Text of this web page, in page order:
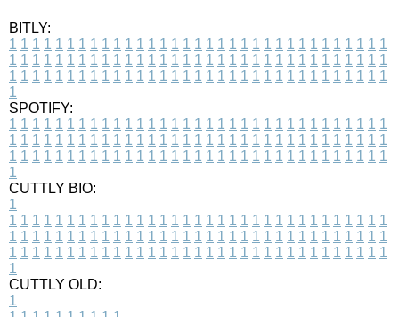
BITLY:
1 1 1 1 1 1 1 1 1 1 1 1 1 1 1 1 1 1 1 1 1 1 1 1 1 1 1 1 1 1 1 1 1
1 1 1 1 1 1 1 1 1 1 1 1 1 1 1 1 1 1 1 1 1 1 1 1 1 1 1 1 1 1 1 1 1
1 1 1 1 1 1 1 1 1 1 1 1 1 1 1 1 1 1 1 1 1 1 1 1 1 1 1 1 1 1 1 1 1
1
SPOTIFY:
1 1 1 1 1 1 1 1 1 1 1 1 1 1 1 1 1 1 1 1 1 1 1 1 1 1 1 1 1 1 1 1 1
1 1 1 1 1 1 1 1 1 1 1 1 1 1 1 1 1 1 1 1 1 1 1 1 1 1 1 1 1 1 1 1 1
1 1 1 1 1 1 1 1 1 1 1 1 1 1 1 1 1 1 1 1 1 1 1 1 1 1 1 1 1 1 1 1 1
1
CUTTLY BIO:
1
1 1 1 1 1 1 1 1 1 1 1 1 1 1 1 1 1 1 1 1 1 1 1 1 1 1 1 1 1 1 1 1 1
1 1 1 1 1 1 1 1 1 1 1 1 1 1 1 1 1 1 1 1 1 1 1 1 1 1 1 1 1 1 1 1 1
1 1 1 1 1 1 1 1 1 1 1 1 1 1 1 1 1 1 1 1 1 1 1 1 1 1 1 1 1 1 1 1 1
1
CUTTLY OLD:
1